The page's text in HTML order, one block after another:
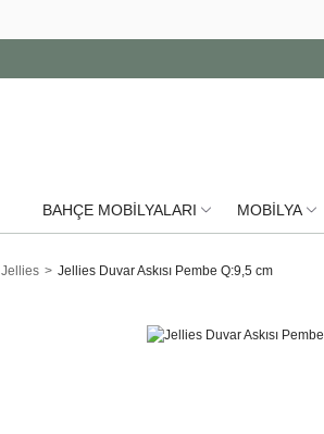
BAHÇE MOBİLYALARI MOBİLYA
Jellies Jellies Duvar Askısı Pembe Q:9,5 cm